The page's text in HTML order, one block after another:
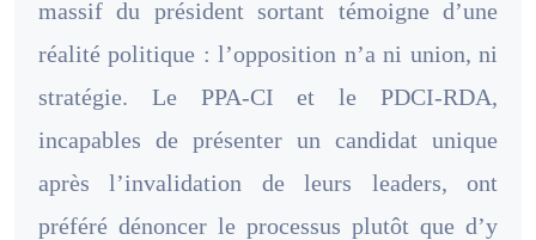
massif du président sortant témoigne d’une
réalité politique : l’opposition n’a ni union, ni
stratégie. Le PPA-CI et le PDCI-RDA,
incapables de présenter un candidat unique
après l’invalidation de leurs leaders, ont
préféré dénoncer le processus plutôt que d’y